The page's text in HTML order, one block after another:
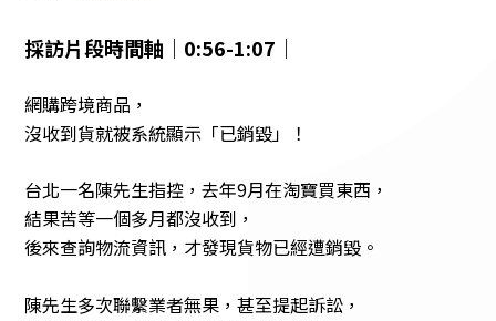
採訪片段時間軸｜0:56-1:07｜
網購跨境商品，
沒收到貨就被系統顯示「已銷毀」！
台北一名陳先生指控，去年9月在淘寶買東西，
結果苦等一個多月都沒收到，
後來查詢物流資訊，才發現貨物已經遭銷毀。
陳先生多次聯繫業者無果，甚至提起訴訟，